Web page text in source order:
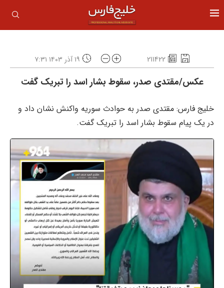
211422 ۱۹ آذر ۱۴۰۳ ۷:۳۱
عکس/مقتدی صدر، سقوط بشار اسد را تبریک گفت
خلیج فارس: مقتدی صدر به حوادث سوریه واکنش نشان داد و
در یک پیام سقوط بشار اسد را تبریک گفت.